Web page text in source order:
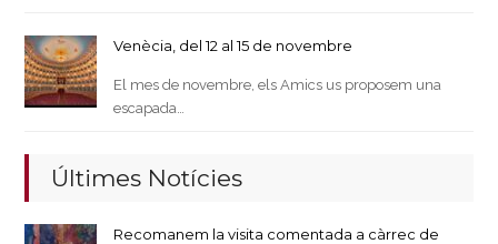
Venècia, del 12 al 15 de novembre
El mes de novembre, els Amics us proposem una
escapada…
Últimes Notícies
Recomanem la visita comentada a càrrec de